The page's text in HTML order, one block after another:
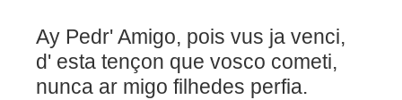
Ay Pedr' Amigo, pois vus ja venci,
d' esta tençon que vosco
nunca ar migo filhedes perfia.